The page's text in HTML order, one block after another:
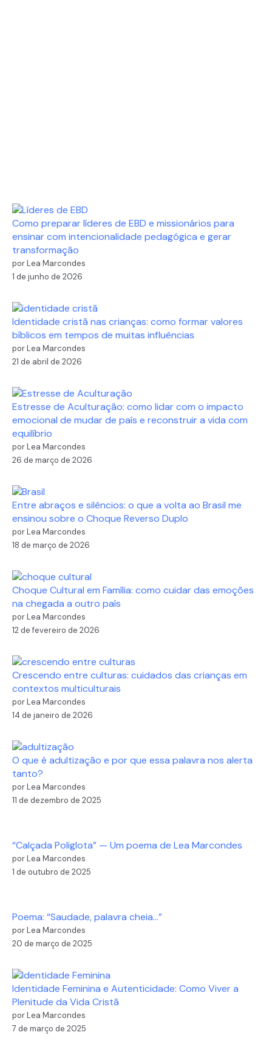
Como preparar líderes de EBD e missionários para
ensinar com intencionalidade pedagógica e gerar
transformação
por Lea Marcondes
1 de junho de 2026
Identidade cristã nas crianças: como formar valores
bíblicos em tempos de muitas influências
por Lea Marcondes
21 de abril de 2026
Estresse de Aculturação: como lidar com o impacto
emocional de mudar de país e reconstruir a vida com
equilíbrio
por Lea Marcondes
26 de março de 2026
Entre abraços e silêncios: o que a volta ao Brasil me
ensinou sobre o Choque Reverso Duplo
por Lea Marcondes
18 de março de 2026
Choque Cultural em Família: como cuidar das emoções
na chegada a outro país
por Lea Marcondes
12 de fevereiro de 2026
Crescendo entre culturas: cuidados das crianças em
contextos multiculturais
por Lea Marcondes
14 de janeiro de 2026
O que é adultização e por que essa palavra nos alerta
tanto?
por Lea Marcondes
11 de dezembro de 2025
“Calçada Poliglota” — Um poema de Lea Marcondes
por Lea Marcondes
1 de outubro de 2025
Poema: “Saudade, palavra cheia…”
por Lea Marcondes
20 de março de 2025
Identidade Feminina e Autenticidade: Como Viver a
Plenitude da Vida Cristã
por Lea Marcondes
7 de março de 2025